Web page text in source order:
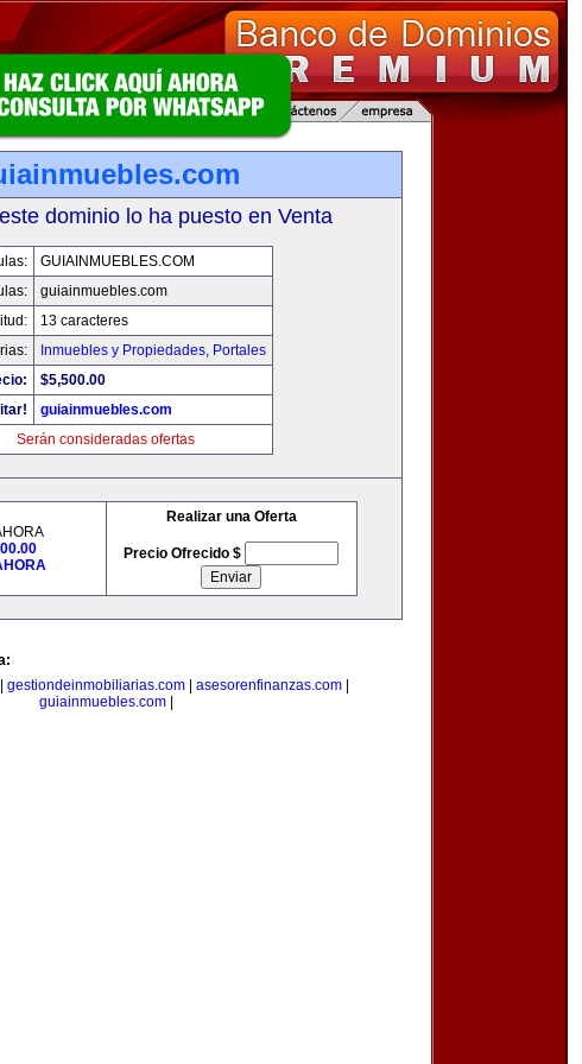
dominio lo ha puesto en Venta
GUIAINMUEBLES.COM
guiainmuebles.com
13 caracteres
Inmuebles y Propiedades, Portales
$5,500.00
guiainmuebles.com
Serán consideradas ofertas
Realizar una Oferta
Precio Ofrecido $
gestiondeinmobiliarias.com| asesorenfinanzas.com|
guiainmuebles.com|